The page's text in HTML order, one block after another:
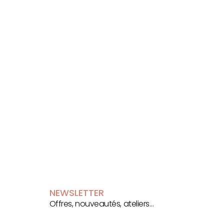
NEWSLETTER
Offres, nouveautés, ateliers…